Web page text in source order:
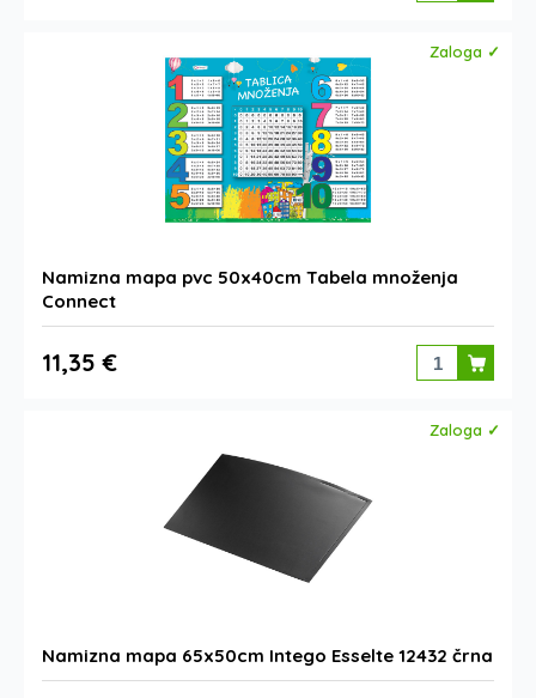
Zaloga ✓
Namizna mapa pvc 50x40cm Tabela množenja
Connect
11,35 €
Zaloga ✓
Namizna mapa 65x50cm Intego Esselte 12432 črna